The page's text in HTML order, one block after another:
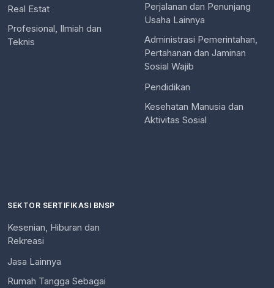
Real Estat
Profesional, Ilmiah dan
Teknis
Perjalanan dan Penunjang
Usaha Lainnya
Administrasi Pemerintahan,
Pertahanan dan Jaminan
Sosial Wajib
Pendidikan
Kesehatan Manusia dan
Aktivitas Sosial
SEKTOR SERTIFIKASI BNSP
Kesenian, Hiburan dan
Rekreasi
Jasa Lainnya
Rumah Tangga Sebagai